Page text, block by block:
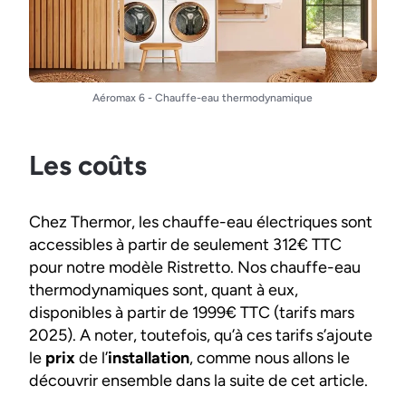
Aéromax 6 - Chauffe-eau thermodynamique
Les coûts
Chez Thermor, les chauffe-eau électriques sont
accessibles à partir de seulement 312€ TTC
pour notre modèle Ristretto. Nos chauffe-eau
thermodynamiques sont, quant à eux,
disponibles à partir de 1999€ TTC (tarifs mars
2025). A noter, toutefois, qu’à ces tarifs s’ajoute
le prixde l’installation, comme nous allons le
découvrir ensemble dans la suite de cet article.